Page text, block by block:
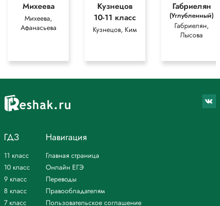
Михеева
Михеева,
Афанасьева
Кузнецов
10-11 класс
Кузнецов, Ким
Габриелян
(Углубленный)
Габриелян,
Лысова
ГДЗ
11 класс
10 класс
9 класс
8 класс
7 класс
Навигация
Главная страница
Онлайн ЕГЭ
Переводы
Правообладателям
Пользовательское соглашение